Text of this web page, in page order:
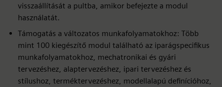
visszaállítását a pultba, amikor befejezte a modul
használatát.
Támogatás a változatos munkafolyamatokhoz: Több
mint 100 kiegészítő modul található az iparágspecifikus
munkafolyamatokhoz, mechatronikai és gyári
tervezéshez, alaptervezéshez, ipari tervezéshez és
stílushoz, terméktervezéshez, modellalapú definícióhoz,